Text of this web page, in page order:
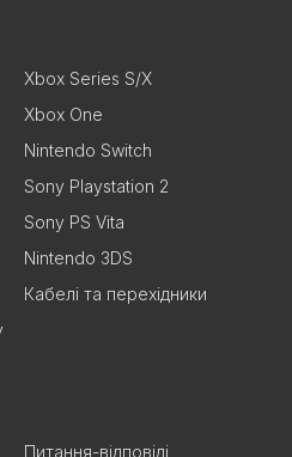
Xbox Series S/X
Xbox One
Nintendo Switch
Sony Playstation 2
Sony PS Vita
Nintendo 3DS
Кабелі та перехідники
Питання-відповіді